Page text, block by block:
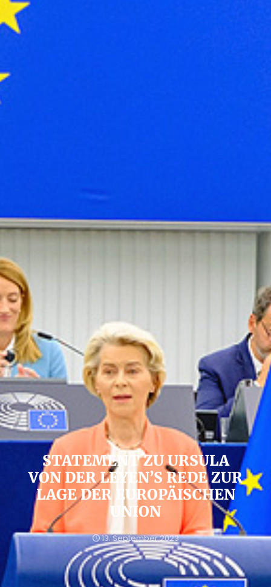
STATEMENT ZU URSULA
VON DER LEYEN’S REDE ZUR
LAGE DER EUROPÄISCHEN
UNION
13. September 2023